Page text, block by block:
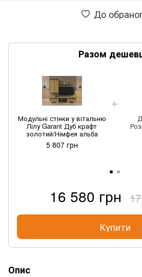
До
Разом
Модульні стінки у вітальню
Лілу Garant Дуб крафт
золотий/Німфея альба
5 807 грн
16 580 грн
Купити
Опис